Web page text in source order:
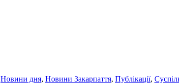
Новини дня, Новини Закарпаття, Публікації,